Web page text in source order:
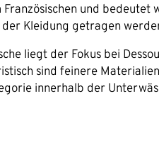
Französischen und bedeutet
Kleidung getragen
liegt der Fokus bei
sind feinere
innerhalb der